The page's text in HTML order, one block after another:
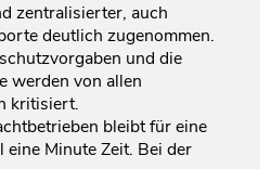
zentralisierter, auch
deutlich zugenommen.
und die
werden von allen
kritisiert.
bleibt für eine
Minute Zeit. Bei der